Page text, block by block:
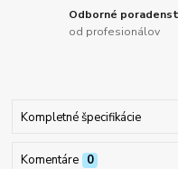
Odborné
od profesionálov
Kompletné špecifikácie
Komentáre 0